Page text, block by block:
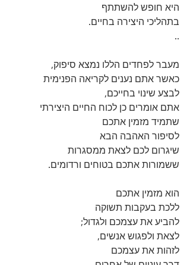
היא חופש להשתתף
בתהליכי היצירה בחיים.
..
מעבר לפחדים הללו נמצא סיפוק,
כאשר אתם נענים לקריאה הפנימית
לבצע שינוי בחייכם,
אתם אומרים כן לכוח החיים היצירתי
שתמיד מזמין אתכם
לסיפור האהבה הבא
שיגרום לכם לצאת ממסגרות
ששמורות אתכם בטוחים ורדומים.
הוא מזמין אתכם
ללכת בעקבות תשוקה
להביע את עצמכם ולגדול;
לצאת ולפגוש אנשים,
לזהות את עצמכם